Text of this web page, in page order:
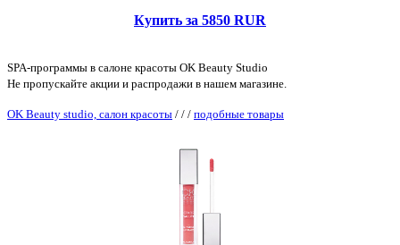
Купить за 5850 RUR
SPA-программы в салоне красоты OK Beauty Studio
Не пропускайте акции и распродажи в нашем магазине.
OK Beauty studio, салон красоты / / / подобные товары